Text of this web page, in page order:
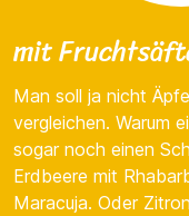
mit
Man soll ja nicht
vergleichen. Warum
sogar noch einen
Erdbeere mit
Maracuja. Oder